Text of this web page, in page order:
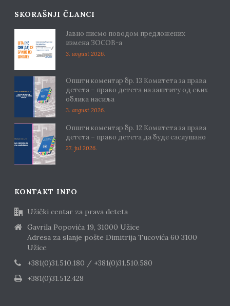
SKORAŠNJI ČLANCI
Јавно писмо поводом предложених
измена ЗОСОВ-а
3. avgust 2026.
Општи коментар бр. 13 Комитета за права
детета – право детета на заштиту од свих
облика насиља
3. avgust 2026.
Општи коментар бр. 12 Комитета за права
детета – право детета да буде саслушано
27. jul 2026.
KONTAKT INFO
Užički centar za prava deteta
Gavrila Popovića 19, 31000 Užice
Adresa za slanje pošte Dimitrija Tucovića 60 3100
Užice
+381(0)31.510.180 / +381(0)31.510.580
+381(0)31.512.428